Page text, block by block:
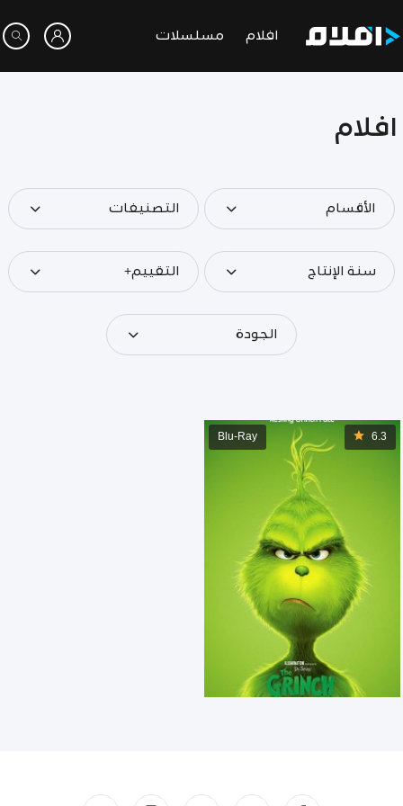
افلام مسلسلات
افلام
الأقسام التصنيفات
سنة الإنتاج التقييم+
الجودة
6.3
Blu-Ray